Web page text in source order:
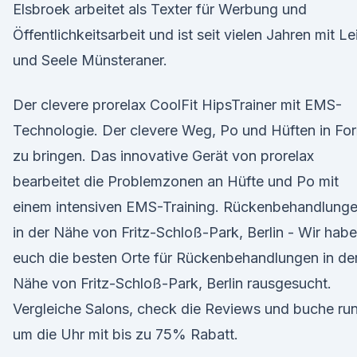
Elsbroek arbeitet als Texter für Werbung und
Öffentlichkeitsarbeit und ist seit vielen Jahren mit
und Seele Münsteraner.
Der clevere prorelax CoolFit HipsTrainer mit EMS-
Technologie. Der clevere Weg, Po und Hüften in
zu bringen. Das innovative Gerät von prorelax
bearbeitet die Problemzonen an Hüfte und Po mit
einem intensiven EMS-Training.
in der Nähe von Fritz-Schloß-Park, Berlin - Wir
euch die besten Orte für Rückenbehandlungen in
Nähe von Fritz-Schloß-Park, Berlin rausgesucht.
Vergleiche Salons, check die Reviews und buche
um die Uhr mit bis zu 75% Rabatt.